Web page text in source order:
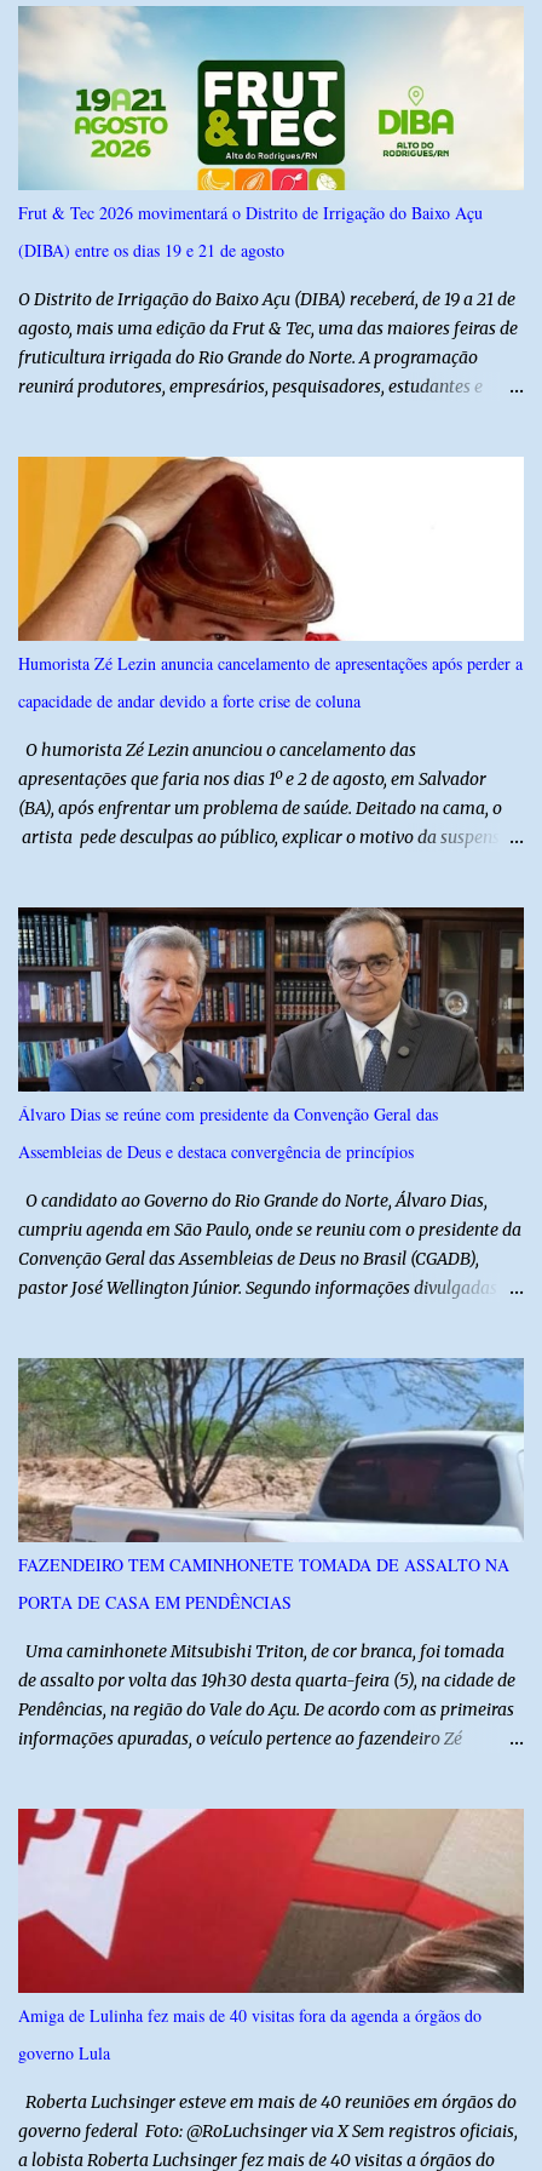
do Norte entre os dias 18 e 22 de junho de 2026. O levantamento
possui margem de erro de 2,5 pontos percentuais e nível de
confiança de 95%. Registro no TSE: RN-09520/2026
Frut & Tec 2026 movimentará o Distrito de Irrigação do Baixo Açu
(DIBA) entre os dias 19 e 21 de agosto
O Distrito de Irrigação do Baixo Açu (DIBA) receberá, de 19 a 21 de
agosto, mais uma edição da Frut & Tec, uma das maiores feiras de
fruticultura irrigada do Rio Grande do Norte. A programação
reunirá produtores, empresários, pesquisadores, estudantes e
instituições e tecnologias voltadas ao setor. Além das atividades
técnicas, a feira contará com programação cultural. No dia 20 de
agosto, o público poderá prestigiar o show de humor com Mução,
seguido de apresentação musical de Vê Barreto. A Frut & Tec
reforça a importância do Distrito de Irrigação do Baixo Açu como
referência na fruticultura irrigada, promovendo conhecimento,
inovação e oportunidades para o desenvolvimento do agronegócio
potiguar. @associacaodiba
Humorista Zé Lezin anuncia cancelamento de apresentações após perder a
capacidade de andar devido a forte crise de coluna
O humorista Zé Lezin anunciou o cancelamento das
apresentações que faria nos dias 1º e 2 de agosto, em Salvador
(BA), após enfrentar um problema de saúde. Deitado na cama, o
artista pede desculpas ao público, explicar o motivo da suspensão
impossível viajar e subir ao palco. O comediante contou que
precisou ser levado a um hospital depois de perder a capacidade
de andar normalmente. “Eu não estou conseguindo nem me
levantar direito da cama. É um processo muito dolorido”, relatou o
humorista. Durante o atendimento médico, o humorista foi
diagnosticado com “bico de papagaio” na região da coluna. De
acordo com ele, os laudos médicos já foram encaminhados à
equipe responsável, que acompanha o tratamento. Zé Lezin
afirmou ainda que está passando por um tratamento intenso, com
aplicação de injeções, terapia, repouso e uso de medicamentos. Ele
Álvaro Dias se reúne com presidente da Convenção Geral das
Assembleias de Deus e destaca convergência de princípios
O candidato ao Governo do Rio Grande do Norte, Álvaro Dias,
cumpriu agenda em São Paulo, onde se reuniu com o presidente da
Convenção Geral das Assembleias de Deus no Brasil (CGADB),
pastor José Wellington Júnior. Segundo informações divulgadas
político nacional e estadual. De acordo com a campanha de Álvaro
Dias, o pastor José Wellington Júnior manifestou apoio à
candidatura e ressaltou a importância da participação dos cristãos
no processo democrático, defendendo a valorização de princípios
como a defesa da família, o combate à corrupção, o
enfrentamento às drogas e a proteção da vida. Ainda segundo a
campanha, o líder religioso afirmou que levará sua orientação às
lideranças da Assembleia de Deus no Rio Grande do Norte. A
Assembleia de Deus possui uma das maiores estruturas religiosas
FAZENDEIRO TEM CAMINHONETE TOMADA DE ASSALTO NA
PORTA DE CASA EM PENDÊNCIAS
Uma caminhonete Mitsubishi Triton, de cor branca, foi tomada
de assalto por volta das 19h30 desta quarta-feira (5), na cidade de
Pendências, na região do Vale do Açu. De acordo com as primeiras
informações apuradas, o veículo pertence ao fazendeiro Zé
anunciaram o assalto no momento em que ela estava em frente à
residência, no Centro da cidade. Ainda conforme relatos de
testemunhas, os suspeitos utilizavam roupas semelhantes a
uniformes de empresa, o que pode ter ajudado a não despertar
suspeitas antes da abordagem. Após a ação criminosa, a dupla
fugiu levando a caminhonete em direção ainda desconhecida. A
Polícia Militar foi acionada logo após o crime e realiza diligências
na região na tentativa de localizar o veículo e identificar os
autores do assalto. Qualquer informação que possa ajudar na
Amiga de Lulinha fez mais de 40 visitas fora da agenda a órgãos do
governo Lula
Roberta Luchsinger esteve em mais de 40 reuniões em órgãos do
governo federal Foto: @RoLuchsinger via X Sem registros oficiais,
a lobista Roberta Luchsinger fez mais de 40 visitas a órgãos do